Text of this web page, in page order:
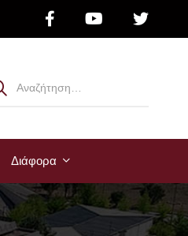
Διάφορα